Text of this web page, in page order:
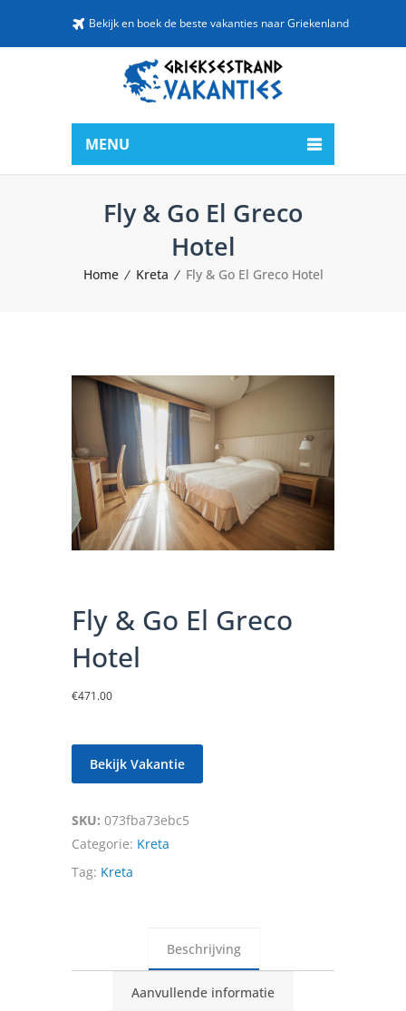
Bekijk en boek de beste vakanties naar Griekenland
MENU
Fly & Go El Greco
Hotel
Home Kreta Fly & Go El Greco Hotel
Fly & Go El Greco
Hotel
€471.00
Bekijk Vakantie
SKU: 073fba73ebc5
Categorie: Kreta
Tag: Kreta
Beschrijving
Aanvullende informatie